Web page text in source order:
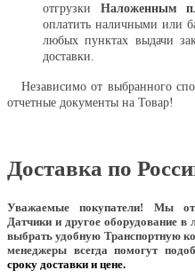
отгрузки Наложенным
оплатить наличными или
любых пунктах выдачи
доставки.
Независимо от выбранного
отчетные документы на Товар!
Доставка по
Уважаемые покупатели! Мы
Датчики и другое оборудование
выбрать удобную Транспортную
менеджеры всегда помогут
сроку доставки и цене.